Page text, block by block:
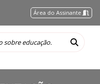
Área do Assinante